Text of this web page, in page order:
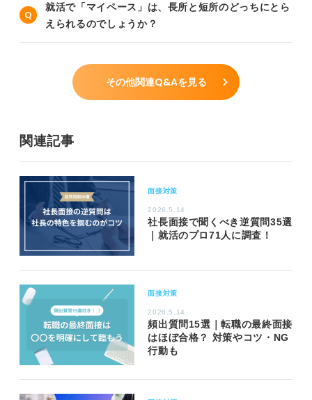
就活で「マイペース」は、長所と短所のどっちにとら
えられるのでしょうか？
その他関連Q&Aを見る
関連記事
面接対策
2026.5.14
社長面接で聞くべき逆質問35選
｜就活のプロ71人に調査！
面接対策
2026.5.14
頻出質問15選｜転職の最終面接
はほぼ合格？ 対策やコツ・NG
行動も